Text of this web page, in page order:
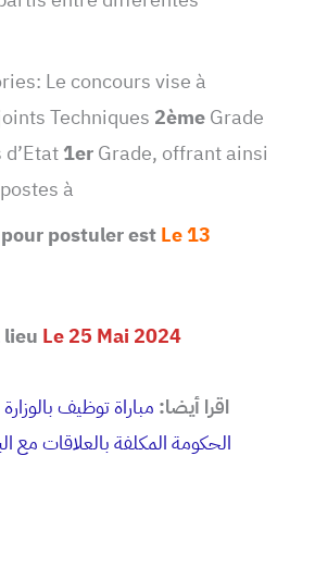
Le concours vise à
Techniques 2èmeGrade
1erGrade, offrant ainsi
à
postuler estLe 13
lieu Le 25 Mai 2024
اقرا أيضا: مباراة توظيف